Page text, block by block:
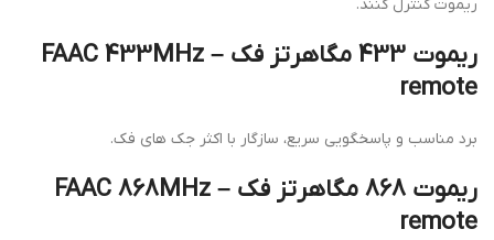
ریموت کنترل کنند.
ریموت 433 مگاهرتز فک – FAAC 433MHz
remote
برد مناسب و پاسخگویی سریع، سازگار با اکثر جک های فک.
ریموت 868 مگاهرتز فک – FAAC 868MHz
remote